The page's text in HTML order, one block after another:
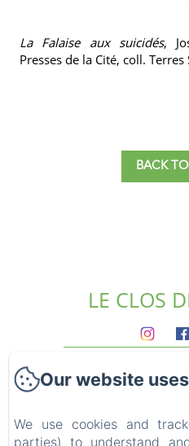
La Falaise aux suicidés,
Presses de la Cité, coll.
BACK
LE CLOS
The
Our website
We use cookies and
parties) to understand